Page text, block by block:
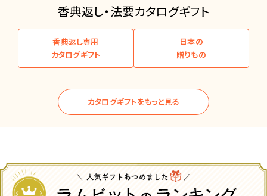
香典返し・法要カタログギフト
香典返し専用
カタログギフト
日本の
贈りもの
カタログギフトをもっと見る